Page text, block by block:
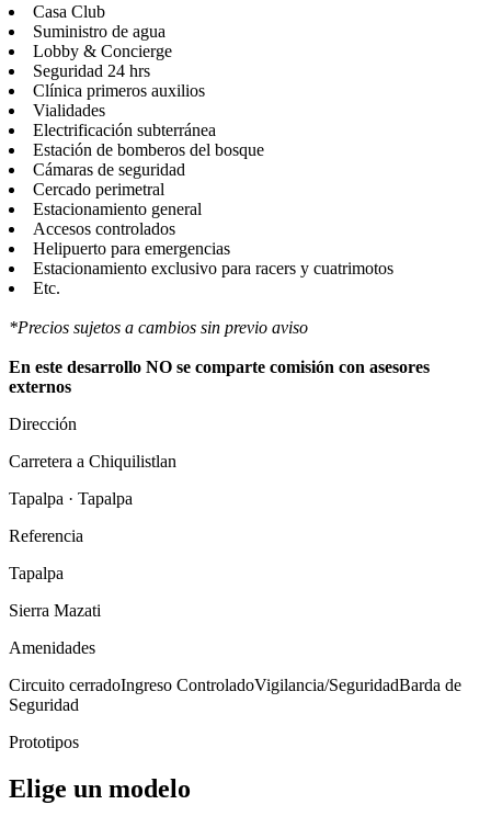
Casa Club
Suministro de agua
Lobby & Concierge
Seguridad 24 hrs
Clínica primeros auxilios
Vialidades
Electrificación subterránea
Estación de bomberos del bosque
Cámaras de seguridad
Cercado perimetral
Estacionamiento general
Accesos controlados
Helipuerto para emergencias
Estacionamiento exclusivo para racers y cuatrimotos
Etc.
*Precios sujetos a cambios sin previo aviso
En este desarrollo NO se comparte comisión con asesores
externos
Dirección
Carretera a Chiquilistlan
Tapalpa · Tapalpa
Referencia
Tapalpa
Sierra Mazati
Amenidades
Circuito cerradoIngreso ControladoVigilancia/SeguridadBarda de
Seguridad
Prototipos
Elige un modelo